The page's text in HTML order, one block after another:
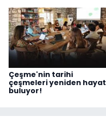
Çeşme'nin tarihi
çeşmeleri yeniden hayat
buluyor!